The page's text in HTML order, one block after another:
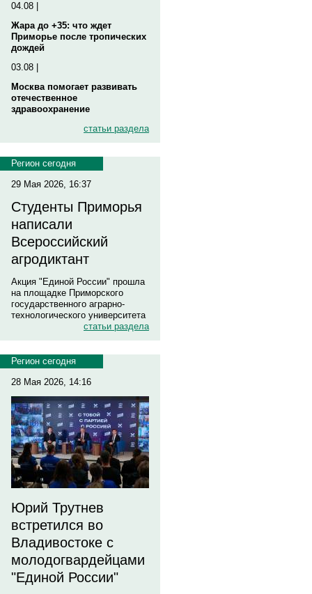
04.08 |
Жара до +35: что ждет
Приморье после тропических
дождей
03.08 |
Москва помогает развивать
отечественное
здравоохранение
статьи раздела
Регион сегодня
29 Мая 2026, 16:37
Студенты Приморья
написали
Всероссийский
агродиктант
Акция "Единой России" прошла
на площадке Приморского
государственного аграрно-
технологического университета
статьи раздела
Регион сегодня
28 Мая 2026, 14:16
Юрий Трутнев
встретился во
Владивостоке с
молодогвардейцами
"Единой России"